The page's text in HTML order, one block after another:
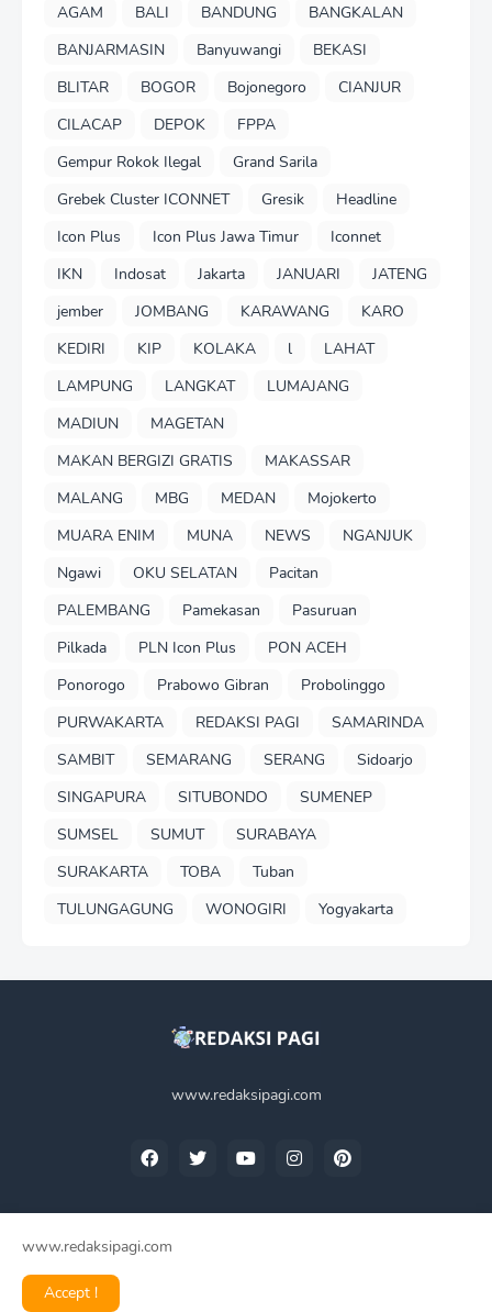
AGAM BALI BANDUNG
BANGKALAN
BANJARMASIN
Banyuwangi
BEKASI
BLITAR
BOGOR Bojonegoro
CIANJUR
CILACAP
DEPOK
FPPA
Gempur Rokok Ilegal
Grand Sarila
Grebek Cluster ICONNET
Gresik
Headline
Icon Plus
Icon Plus Jawa Timur
Iconnet
IKN
Indosat Jakarta JANUARI
JATENG
jember
JOMBANG KARAWANG
KARO
KEDIRI
KIP KOLAKA l
LAHAT
LAMPUNG
LANGKAT
LUMAJANG
MADIUN
MAGETAN
MAKAN BERGIZI GRATIS
MAKASSAR
MALANG
MBG MEDAN
Mojokerto
MUARA ENIM
MUNA NEWS
NGANJUK
Ngawi
OKU SELATAN
Pacitan
PALEMBANG
Pamekasan
Pasuruan
Pilkada
PLN Icon Plus
PON ACEH
Ponorogo
Prabowo Gibran
Probolinggo
PURWAKARTA
REDAKSI PAGI
SAMARINDA
SAMBIT
SEMARANG SERANG
Sidoarjo
SINGAPURA
SITUBONDO
SUMENEP
SUMSEL
SUMUT
SURABAYA
SURAKARTA
TOBA
Tuban
TULUNGAGUNG
WONOGIRI Yogyakarta
www.redaksipagi.com
Home Tentang Kami
www.redaksipagi.com
Accept !